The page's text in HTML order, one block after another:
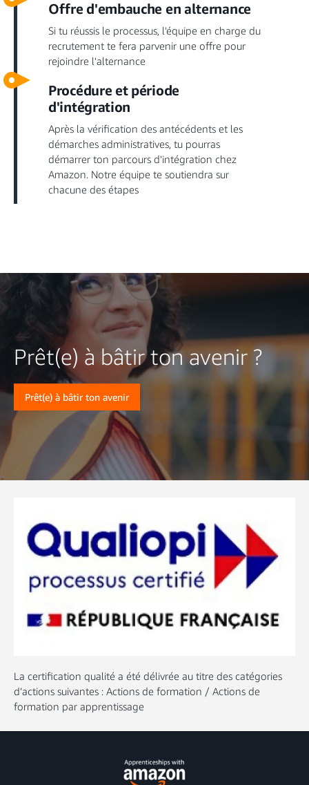
Offre d'embauche en alternance
Si tu réussis le processus, l'équipe en charge du
recrutement te fera parvenir une offre pour
rejoindre l'alternance
Procédure et période
d'intégration
Après la vérification des antécédents et les
démarches administratives, tu pourras
démarrer ton parcours d'intégration chez
Amazon. Notre équipe te soutiendra sur
chacune des étapes
Prêt(e) à bâtir ton avenir ?
Prêt(e) à bâtir ton avenir
La certification qualité a été délivrée au titre des catégories
d’actions suivantes : Actions de formation / Actions de
formation par apprentissage